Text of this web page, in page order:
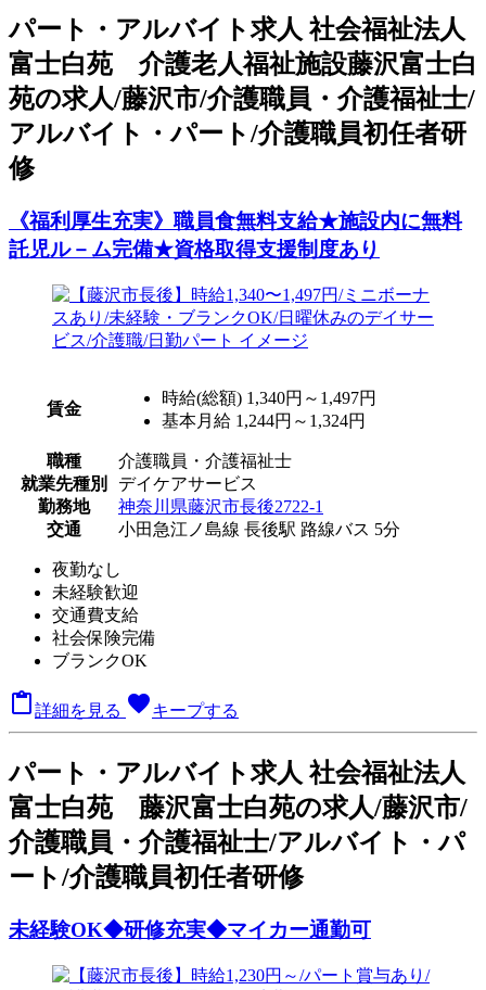
パート ・アルバイト求人 社会福祉法人
富士白苑 介護老人福祉施設藤沢富士白
苑の求人/藤沢市/介護職員・介護福祉士/
アルバイト・パート/介護職員初任者研
修
《福利厚生充実》職員食無料支給★施設内に無料
託児ル－ム完備★資格取得支援制度あり
賃金
時給(総額) 1,340円～1,497円
基本月給 1,244円～1,324円
職種
介護職員・介護福祉士
就業先種別
デイケアサービス
勤務地
神奈川県藤沢市長後2722-1
交通
小田急江ノ島線 長後駅 路線バス 5分
夜勤なし
未経験歓迎
交通費支給
社会保険完備
ブランクOK
詳細を見る favoriteキープする
パート ・アルバイト求人 社会福祉法人
富士白苑 藤沢富士白苑の求人/藤沢市/
介護職員・介護福祉士/アルバイト・パ
ート/介護職員初任者研修
未経験OK◆研修充実◆マイカー通勤可